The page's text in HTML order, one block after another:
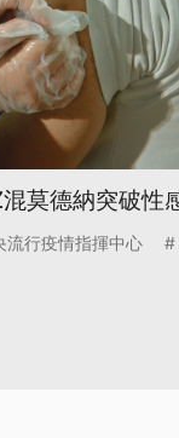
莫德納突破性
流行疫情指揮中心